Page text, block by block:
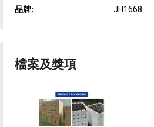
品牌: JH1668
檔案及獎項